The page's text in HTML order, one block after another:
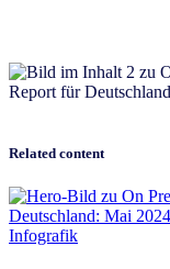
Related content
Infografik